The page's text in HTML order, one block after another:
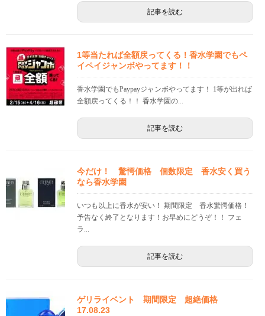
記事を読む
1等当たれば全額戻ってくる！香水学園でもペ
イペイジャンボやってます！！
香水学園でもPaypayジャンボやってます！ 1等が出れば
全額戻ってくる！！ 香水学園の...
記事を読む
今だけ！ 驚愕価格 個数限定 香水安く買う
なら香水学園
いつも以上に香水が安い！ 期間限定 香水驚愕価格！
予告なく終了となります！お早めにどうぞ！！ フェ
ラ...
記事を読む
ゲリライベント 期間限定 超絶価格
17.08.23